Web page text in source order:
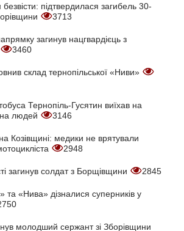
підтвердилася загибель 30-
3713
загинув нацгвардієць з
3460
склад тернопільської «Ниви»
Тернопіль-Гусятин виїхав на
на людей
3146
Козівщині: медики не врятували
2948
загинув солдат з Борщівщини 2845
та «Нива» дізналися суперників у
молодший сержант зі Зборівщини